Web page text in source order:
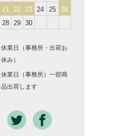
21 22 23 24 25
26
28 29 30
休業日（事務所・出荷お
休み）
休業日（事務所）一部商
品出荷します